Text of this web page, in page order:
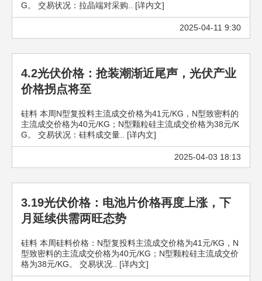
G。 交易状况：拉晶端对采购.. [详内文]
2025-04-11 9:30
4.2光伏价格：抢装潮渐近尾声，光伏产业
价格拐点将至
硅料 本周N型复投料主流成交价格为41元/KG，N型致密料的
主流成交价格为40元/KG；N型颗粒硅主流成交价格为38元/K
G。 交易状况：硅料成交量.. [详内文]
2025-04-03 18:13
3.19光伏价格：电池片价格再度上涨，下
月延续供需两旺态势
硅料 本周硅料价格：N型复投料主流成交价格为41元/KG，N
型致密料的主流成交价格为40元/KG；N型颗粒硅主流成交价
格为38元/KG。 交易状况.. [详内文]